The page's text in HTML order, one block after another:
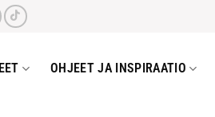
OHJEET JA INSPIRAATIO